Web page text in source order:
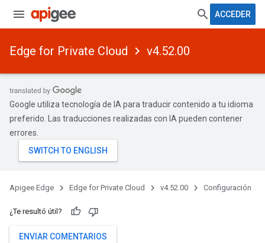
ACCEDER
Edge for Private Cloud v4.52.00
Google utiliza tecnología de IA para traducir contenido a tu idioma
preferido. Las traducciones realizadas con IA pueden contener
errores.
Apigee Edge Edge for Private Cloud v4.52.00 Configuración
¿Te resultó útil?
ENVIAR COMENTARIOS